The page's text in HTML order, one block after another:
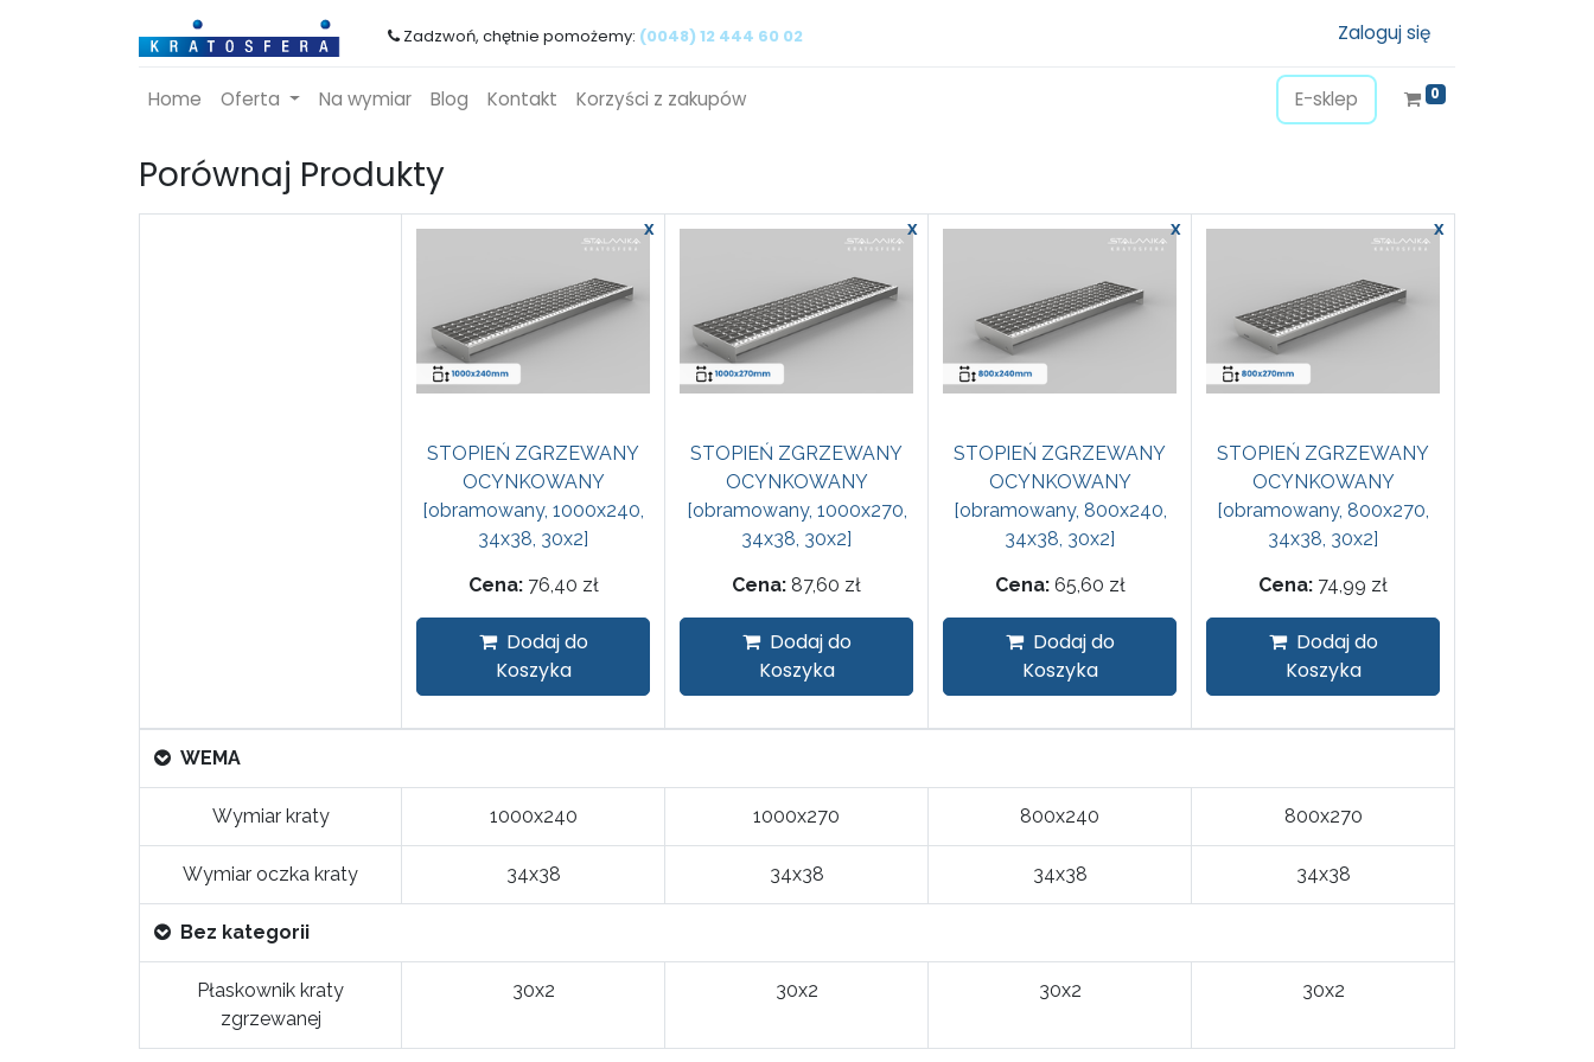
Zadzwoń, chętnie pomożemy: (0048) 12 444 60 02 Zaloguj się
Home Oferta Na wymiar Blog Kontakt Korzyści z zakupów E-sklep 0
Porównaj Produkty
x x x x
STOPIEŃ ZGRZEWANY
OCYNKOWANY
[obramowany, 1000x240,
34x38, 30x2]
Cena: 76,40 zł
Dodaj do
Koszyka
STOPIEŃ ZGRZEWANY
OCYNKOWANY
[obramowany, 1000x270,
34x38, 30x2]
Cena: 87,60 zł
Dodaj do
Koszyka
STOPIEŃ ZGRZEWANY
OCYNKOWANY
[obramowany, 800x240,
34x38, 30x2]
Cena: 65,60 zł
Dodaj do
Koszyka
STOPIEŃ ZGRZEWANY
OCYNKOWANY
[obramowany, 800x270,
34x38, 30x2]
Cena: 74,99 zł
Dodaj do
Koszyka
WEMA
Wymiar kraty 1000x240 1000x270 800x240 800x270
Wymiar oczka kraty 34x38 34x38 34x38 34x38
Bez kategorii
Płaskownik kraty
zgrzewanej
30x2 30x2 30x2 30x2